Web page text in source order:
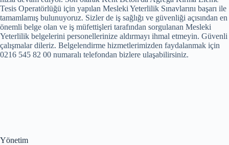
Tesis Operatörlüğü için yapılan Mesleki Yeterlilik Sınavlarını başarı ile
tamamlamış bulunuyoruz. Sizler de iş sağlığı ve güvenliği açısından en
önemli belge olan ve iş müfettişleri tarafından sorgulanan Mesleki
Yeterlilik belgelerini personellerinize aldırmayı ihmal etmeyin. Güvenli
çalışmalar dileriz. Belgelendirme hizmetlerimizden faydalanmak için
0216 545 82 00 numaralı telefondan bizlere ulaşabilirsiniz.
Yönetim